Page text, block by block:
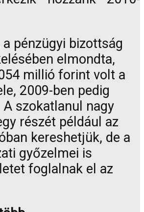
a pénzügyi bizottság
elmondta,
millió forint volt a
2009-ben pedig
szokatlanul nagy
részét például az
kereshetjük, de a
győzelmei is
foglalnak el az